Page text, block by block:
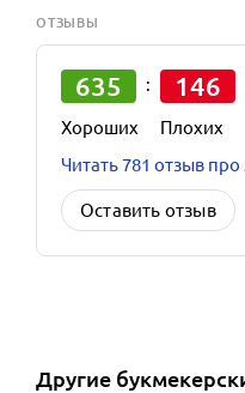
ОТЗЫВЫ
635
Хороших
: 146
Плохих
Читать 781 отзыв
Оставить отзыв
Другие